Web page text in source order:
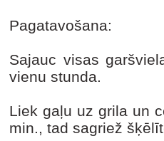
Pagatavošana:
Sajauc visas
vienu stunda.
Liek gaļu uz grila un
min., tad sagriež